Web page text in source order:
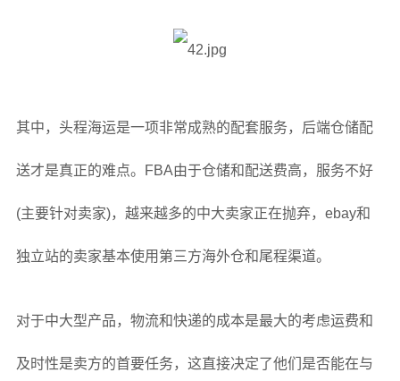
其中，头程海运是一项非常成熟的配套服务，后端仓储配
送才是真正的难点。FBA由于仓储和配送费高，服务不好
(主要针对卖家)，越来越多的中大卖家正在抛弃，ebay和
独立站的卖家基本使用第三方海外仓和尾程渠道。
对于中大型产品，物流和快递的成本是最大的考虑运费和
及时性是卖方的首要任务，这直接决定了他们是否能在与